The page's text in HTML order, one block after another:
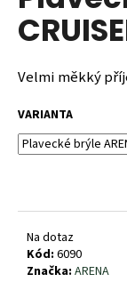
0,0
z
hvězdiček.
Velmi měkký
VARIANTA
Na dotaz
Kód: 6090
Značka: ARENA
a
j
í
t
?